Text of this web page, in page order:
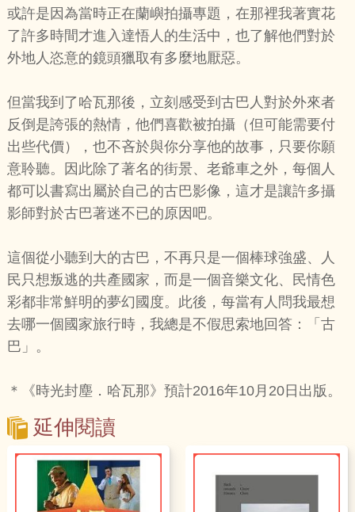
或許是因為當時正在蘭嶼拍攝專題，在那裡我著實花
了許多時間才進入達悟人的生活中，也了解他們對於
外地人恣意的鏡頭獵取有多麼地厭惡。
但當我到了哈瓦那後，立刻感受到古巴人對於外來者
反倒是誇張的熱情，他們喜歡被拍攝（但可能需要付
出些代價），也不吝於與你分享他的故事，只要你願
意聆聽。因此除了著名的街景、老爺車之外，每個人
都可以書寫出屬於自己的古巴影像，這才是讓許多攝
影師對於古巴著迷不已的原因吧。
這個從小聽到大的古巴，不再只是一個棒球強盛、人
民只想叛逃的共產國家，而是一個音樂文化、民情色
彩都非常鮮明的夢幻國度。此後，每當有人問我最想
去哪一個國家旅行時，我總是不假思索地回答：「古
巴」。
＊《時光封塵．哈瓦那》預計2016年10月20日出版。
延伸閱讀